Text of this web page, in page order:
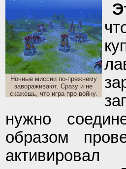
Ночные миссии по-прежнему
завораживают. Сразу и не
скажешь, что игра про войну.
нужно
образом